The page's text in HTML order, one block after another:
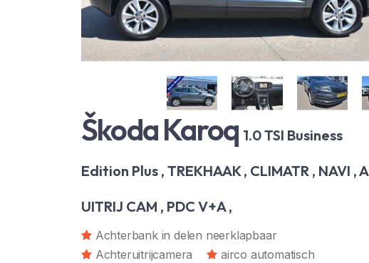
Škoda Karoq 1.0 TSI Business
Edition Plus , TREKHAAK , CLIMATR , NAVI , A
UITRIJ CAM , PDC V+A ,
Achterbank in delen neerklapbaar
Achteruitrijcamera
airco automatisch